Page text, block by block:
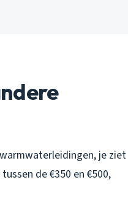
je ziet
de €350 en €500,